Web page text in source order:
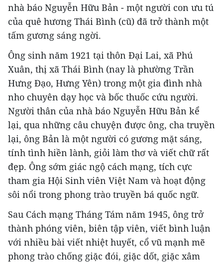
nhà báo Nguyễn Hữu Bản - một người con ưu tú
của quê hương Thái Bình (cũ) đã trở thành một
tấm gương sáng ngời.
Ông sinh năm 1921 tại thôn Đại Lai, xã Phú
Xuân, thị xã Thái Bình (nay là phường Trần
Hưng Đạo, Hưng Yên) trong một gia đình nhà
nho chuyên dạy học và bốc thuốc cứu người.
Người thân của nhà báo Nguyễn Hữu Bản kể
lại, qua những câu chuyện được ông, cha truyền
lại, ông Bản là một người có gương mặt sáng,
tính tình hiền lành, giỏi làm thơ và viết chữ rất
đẹp. Ông sớm giác ngộ cách mạng, tích cực
tham gia Hội Sinh viên Việt Nam và hoạt động
sôi nổi trong phong trào truyền bá quốc ngữ.
Sau Cách mạng Tháng Tám năm 1945, ông trở
thành phóng viên, biên tập viên, viết bình luận
với nhiều bài viết nhiệt huyết, cổ vũ mạnh mẽ
phong trào chống giặc đói, giặc dốt, giặc xâm